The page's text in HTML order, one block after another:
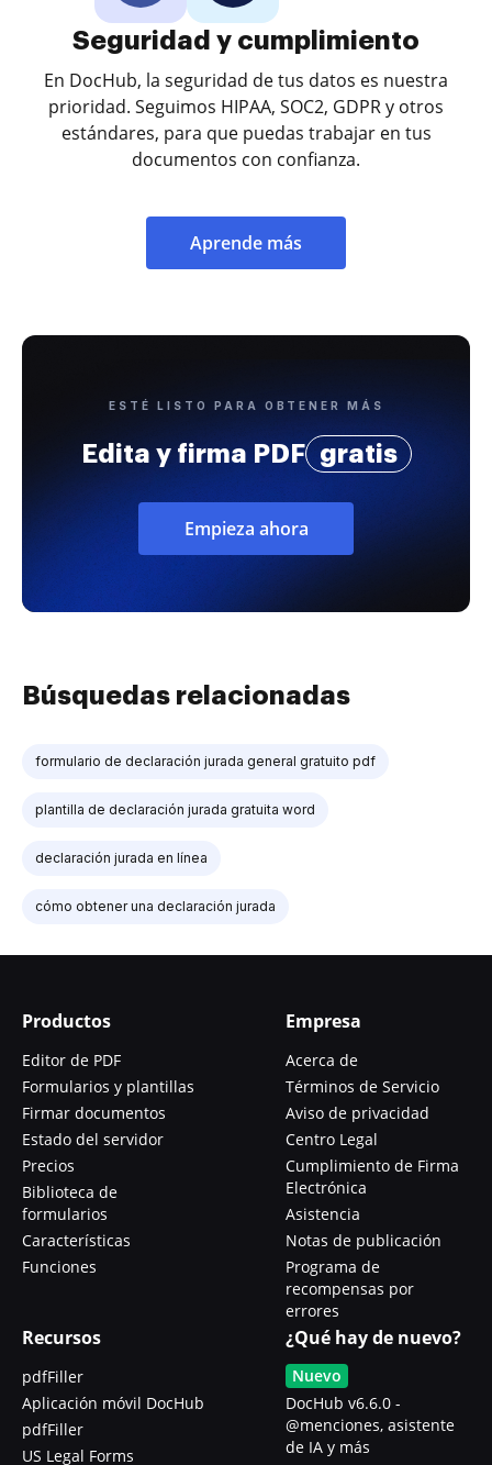
Seguridad y cumplimiento
En DocHub, la seguridad de tus datos es nuestra
prioridad. Seguimos HIPAA, SOC2, GDPR y otros
estándares, para que puedas trabajar en tus
documentos con confianza.
Aprende más
ESTÉ LISTO PARA OBTENER MÁS
Edita y firma PDF gratis
Empieza ahora
Búsquedas relacionadas
formulario de declaración jurada general gratuito pdf
plantilla de declaración jurada gratuita word
declaración jurada en línea
cómo obtener una declaración jurada
Productos
Editor de PDF
Formularios y plantillas
Firmar documentos
Estado del servidor
Precios
Biblioteca de
formularios
Características
Funciones
Empresa
Acerca de
Términos de Servicio
Aviso de privacidad
Centro Legal
Cumplimiento de Firma
Electrónica
Asistencia
Notas de publicación
Programa de
recompensas por
errores
Recursos
pdfFiller
Aplicación móvil DocHub
pdfFiller
US Legal Forms
¿Qué hay de nuevo?
Nuevo
DocHub v6.6.0 -
@menciones, asistente
de IA y más